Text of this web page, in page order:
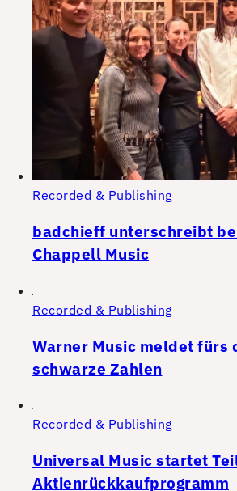
Recorded & Publishing
badchieff unterschreibt
Chappell Music
Recorded & Publishing
Warner Music meldet fürs
schwarze Zahlen
Recorded & Publishing
Universal Music startet
Aktienrückkaufprogramm